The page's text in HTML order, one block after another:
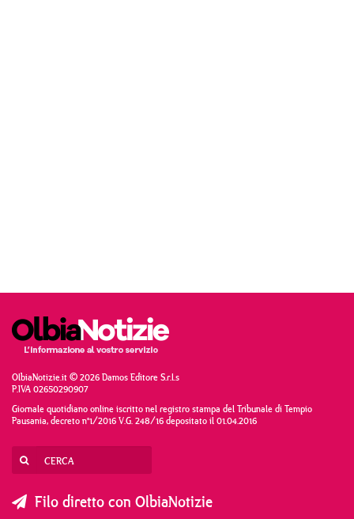
OlbiaNotizie.it © 2026 Damos Editore S.r.l.s
P.IVA 02650290907
Giornale quotidiano online iscritto nel registro stampa del Tribunale di Tempio
Pausania, decreto n°1/2016 V.G. 248/16 depositato il 01.04.2016
Filo diretto con OlbiaNotizie